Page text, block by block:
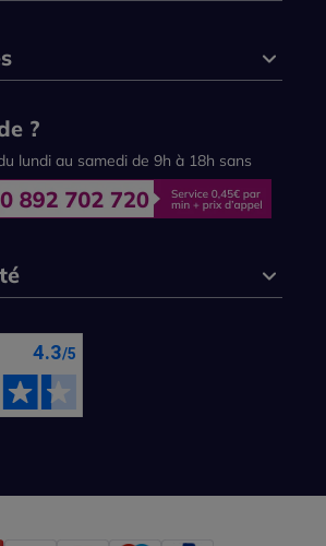
?
lundi au samedi de 9h à 18h sans